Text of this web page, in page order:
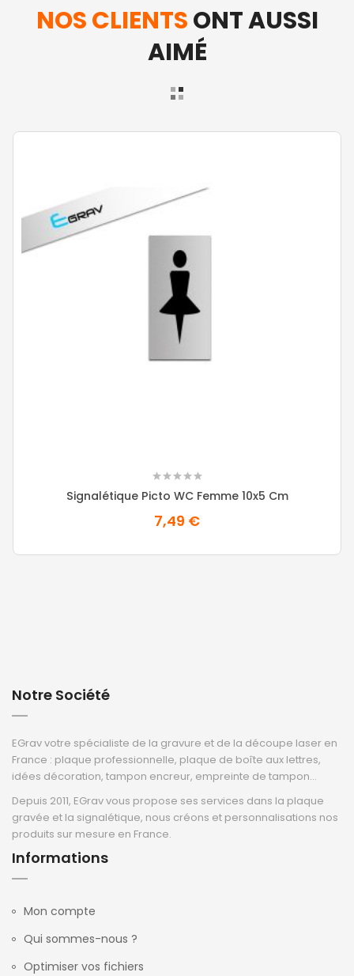
NOS CLIENTSONT AUSSI
AIMÉ
Signalétique Picto WC Femme 10x5 Cm
7,49 €
Notre Société
EGrav votre spécialiste de la gravure et de la découpe laser en
France : plaque professionnelle, plaque de boîte aux lettres,
idées décoration, tampon encreur, empreinte de tampon...
Depuis 2011, EGrav vous propose ses services dans la plaque
gravée et la signalétique, nous créons et personnalisations nos
produits sur mesure en France.
Informations
Mon compte
Qui sommes-nous ?
Optimiser vos fichiers